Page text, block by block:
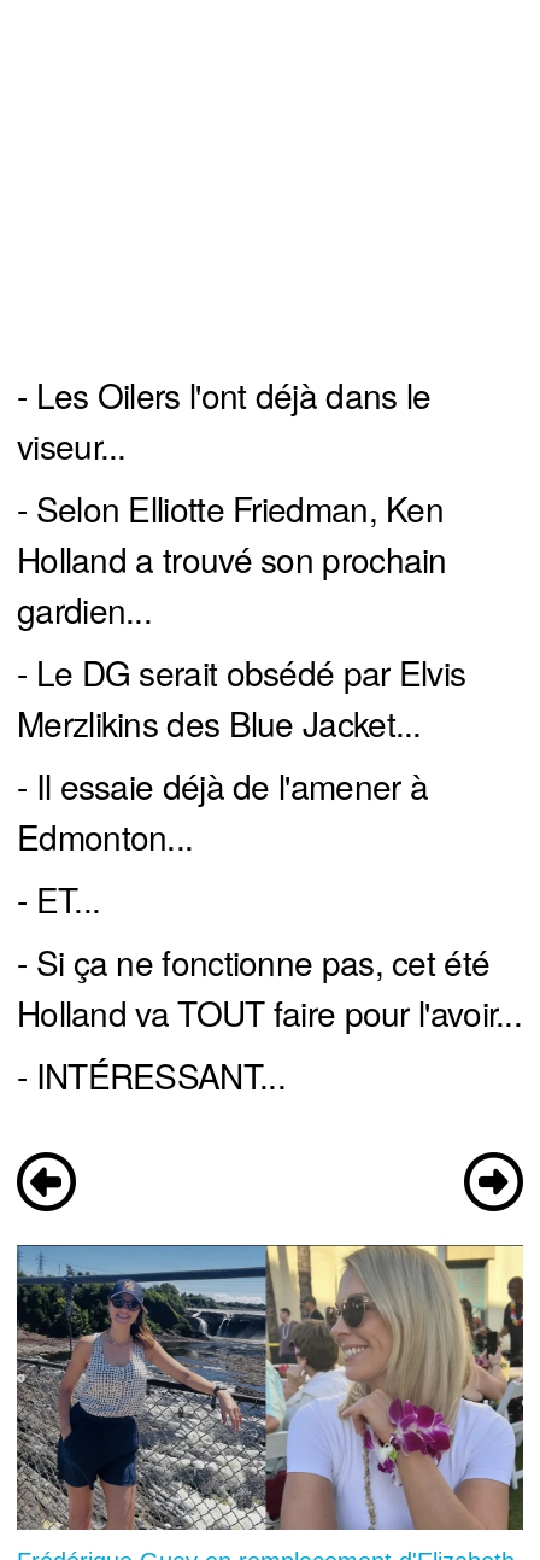
- Les Oilers l'ont déjà dans le
viseur...
- Selon Elliotte Friedman, Ken
Holland a trouvé son prochain
gardien...
- Le DG serait obsédé par Elvis
Merzlikins des Blue Jacket...
- Il essaie déjà de l'amener à
Edmonton...
- ET...
- Si ça ne fonctionne pas, cet été
Holland va TOUT faire pour l'avoir...
- INTÉRESSANT...